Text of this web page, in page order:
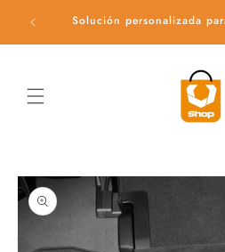
directamenteSolución personalizada
directamente
a la
información